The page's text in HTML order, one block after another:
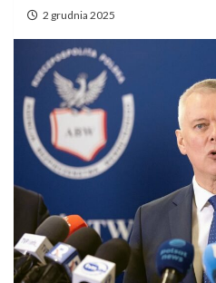
2 grudnia 2025